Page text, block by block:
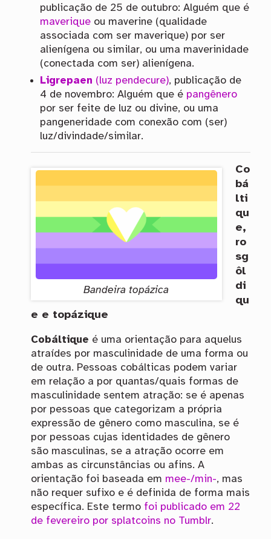
publicação de 25 de outubro: Alguém que é
maveriqueou maverine (qualidade
associada com ser maverique) por ser
alienígena ou similar, ou uma maverinidade
(conectada com ser) alienígena.
Ligrepaen (luz pendecure), publicação de
4 de novembro: Alguém que é pangênero
por ser feite de luz ou divine, ou uma
pangeneridade com conexão com (ser)
luz/divindade/similar.
Bandeira topázica
Co
bá
lti
qu
e,
ro
sg
ôl
di
qu
e e topázique
Cobáltique é uma orientação para aquelus
atraídes por masculinidade de uma forma ou
de outra. Pessoas cobálticas podem variar
em relação a por quantas/quais formas de
masculinidade sentem atração: se é apenas
por pessoas que categorizam a própria
expressão de gênero como masculina, se é
por pessoas cujas identidades de gênero
são masculinas, se a atração ocorre em
ambas as circunstâncias ou afins. A
orientação foi baseada em mee-/min-, mas
não requer sufixo e é definida de forma mais
específica. Este termo foi publicado em 22
de fevereiro por splatcoins no Tumblr.